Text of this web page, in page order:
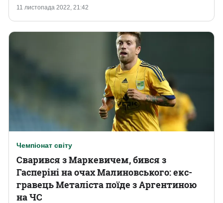
11 листопада 2022, 21:42
Чемпіонат світу
Сварився з Маркевичем, бився з
Гасперіні на очах Малиновського: екс-
гравець Металіста поїде з Аргентиною
на ЧС